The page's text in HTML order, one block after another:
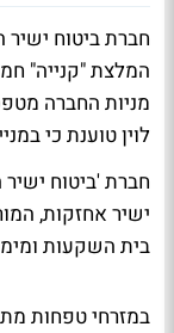
חברת ביטוח
המלצת "קנייה"
לוין טוענת כי
חברת 'ביטוח
ישיר אחזקות,
בית השקעות
במזרחי טפחות